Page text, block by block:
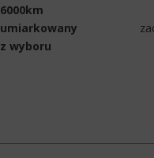
6000km
umiarkowany
z wyboru